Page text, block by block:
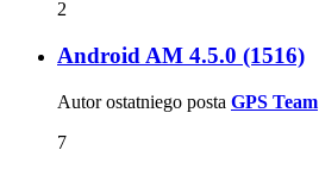
2
Android AM 4.5.0 (1516)
Autor ostatniego posta GPS Team
7